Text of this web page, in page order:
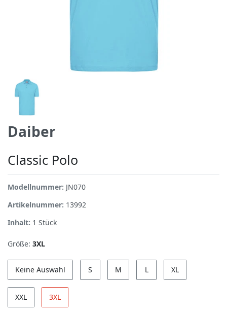
Daiber
Classic Polo
Modellnummer: JN070
Artikelnummer: 13992
Inhalt: 1 Stück
Größe: 3XL
Keine Auswahl S M L XL
XXL 3XL